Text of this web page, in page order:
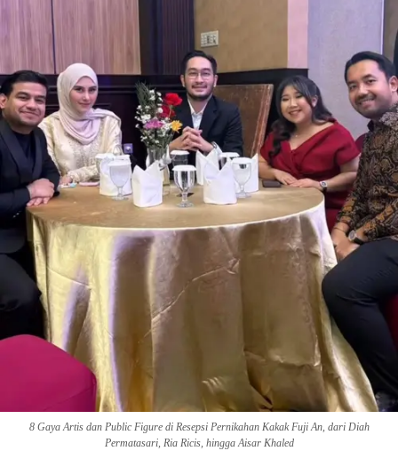
8 Gaya Artis dan Public Figure di Resepsi Pernikahan Kakak Fuji An, dari Diah
Permatasari, Ria Ricis, hingga Aisar Khaled